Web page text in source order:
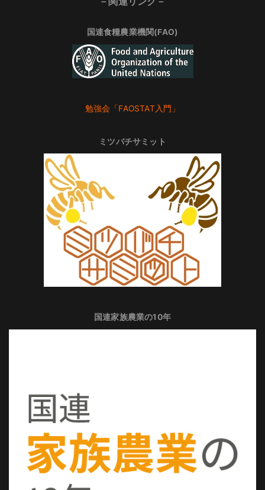
国連食糧農業機関(FAO)
勉強会「FAOSTAT入門」
ミツバチサミット
国連家族農業の10年